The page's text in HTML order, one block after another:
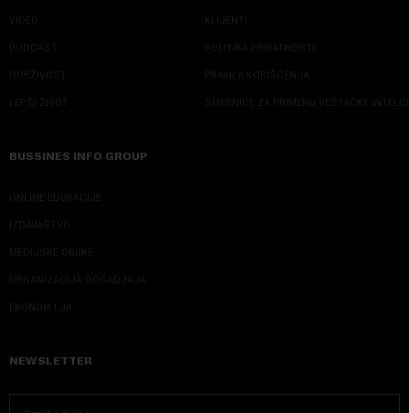
VIDEO
PODCAST
ODRŽIVOST
LEPŠI ŽIVOT
KLIJENTI
POLITIKA PRIVATNOSTI
PRAVILA KORIŠĆENJA
SMERNICE ZA PRIMENU VEŠTAČKE
BUSSINES INFO GROUP
ONLINE EDUKACIJE
IZDAVAŠTVO
MEDIJSKE OBUKE
ORGANIZACIJA DOGADJAJA
EKONOM I JA
NEWSLETTER